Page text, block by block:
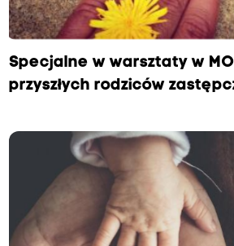
Specjalne w warsztaty w
przyszłych rodziców